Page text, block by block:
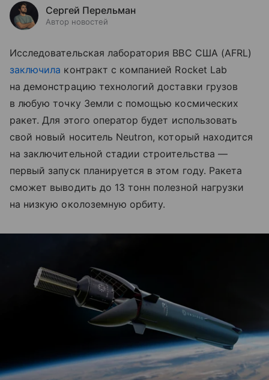
Сергей Перельман
Автор новостей
Исследовательская лаборатория ВВС США (AFRL)
заключила контракт с компанией Rocket Lab
на демонстрацию технологий доставки грузов
в любую точку Земли с помощью космических
ракет. Для этого оператор будет использовать
свой новый носитель Neutron, который находится
на заключительной стадии строительства —
первый запуск планируется в этом году. Ракета
сможет выводить до 13 тонн полезной нагрузки
на низкую околоземную орбиту.